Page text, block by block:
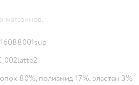
магазинов.
80%, полиамид 17%, эластан 3%